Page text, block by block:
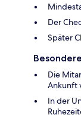
Der
Später
Die
Ankunft
In der